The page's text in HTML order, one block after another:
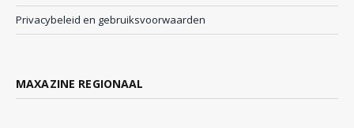
Privacybeleid en gebruiksvoorwaarden
MAXAZINE REGIONAAL